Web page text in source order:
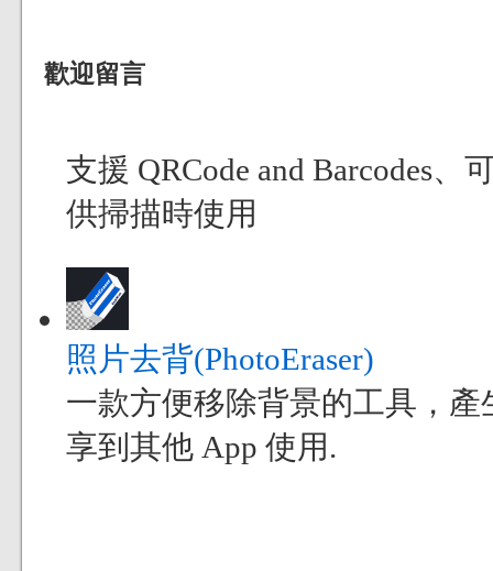
歡迎留言
支援 QRCode and Barcodes
供掃描時使用
照片去背(PhotoEraser)
一款方便移除背景的工具，
享到其他 App 使用.